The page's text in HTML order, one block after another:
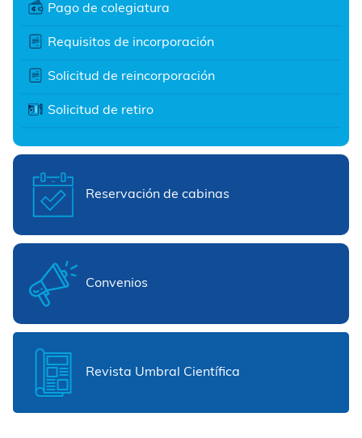
Pago de colegiatura
Requisitos de incorporación
Solicitud de reincorporación
Solicitud de retiro
Reservación de cabinas
Convenios
Revista Umbral Científica